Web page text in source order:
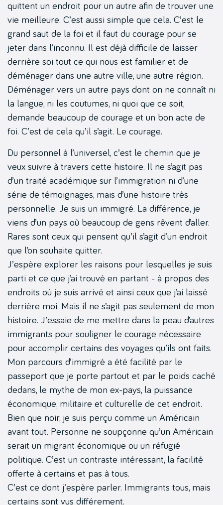
quittent un endroit pour un autre afin de trouver une
vie meilleure. C’est aussi simple que cela. C’est le
grand saut de la foi et il faut du courage pour se
jeter dans l’inconnu. Il est déjà difficile de laisser
derrière soi tout ce qui nous est familier et de
déménager dans une autre ville, une autre région.
Déménager vers un autre pays dont on ne connaît ni
la langue, ni les coutumes, ni quoi que ce soit,
demande beaucoup de courage et un bon acte de
foi. C’est de cela qu’il s’agit. Le courage.
Du personnel à l’universel, c’est le chemin que je
veux suivre à travers cette histoire. Il ne s’agit pas
d’un traité académique sur l’immigration ni d’une
série de témoignages, mais d’une histoire très
personnelle. Je suis un immigré. La différence, je
viens d’un pays où beaucoup de gens rêvent d’aller.
Rares sont ceux qui pensent qu’il s’agit d’un endroit
que l’on souhaite quitter.
J’espère explorer les raisons pour lesquelles je suis
parti et ce que j’ai trouvé en partant - à propos des
endroits où je suis arrivé et ainsi ceux que j’ai laissé
derrière moi. Mais il ne s’agit pas seulement de mon
histoire. J’essaie de me mettre dans la peau d’autres
immigrants pour souligner le courage nécessaire
pour accomplir certains des voyages qu’ils ont faits.
Mon parcours d’immigré a été facilité par le
passeport que je porte partout et par le poids caché
dedans, le mythe de mon ex-pays, la puissance
économique, militaire et culturelle de cet endroit.
Bien que noir, je suis perçu comme un Américain
avant tout. Personne ne soupçonne qu’un Américain
serait un migrant économique ou un réfugié
politique. C’est un contraste intéressant, la facilité
offerte à certains et pas à tous.
C’est ce dont j’espère parler. Immigrants tous, mais
certains sont vus différement.